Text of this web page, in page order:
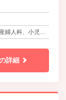
ービスを組み合
５日ご利用して
機能型居宅介護
。
徒歩6分
婦人科、小児
詳細